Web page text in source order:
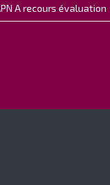
A recours évaluation